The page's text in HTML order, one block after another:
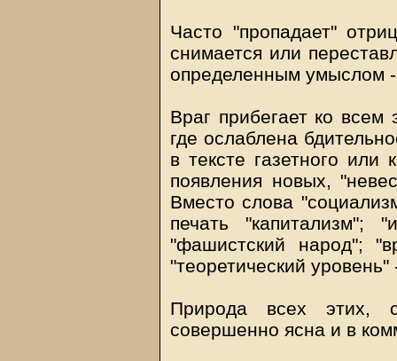
Часто "пропадает"
снимается или
определенным умыслом -
Враг прибегает ко
где ослаблена
в тексте газетного или
появления новых,
Вместо слова
печать "капитализм";
"фашистский народ";
"теоретический
Природа всех этих, с
совершенно ясна и в